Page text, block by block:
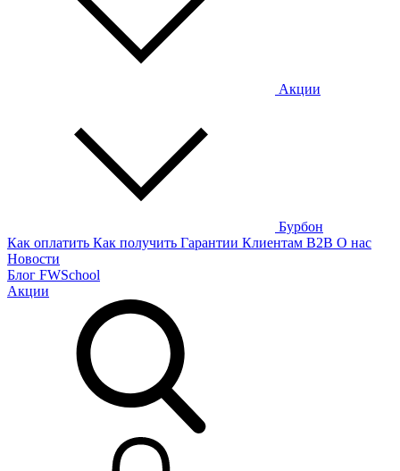
Акции
Бурбон
Как оплатить Как получить Гарантии Клиентам B2B О нас
Новости
Блог FWSchool
Акции